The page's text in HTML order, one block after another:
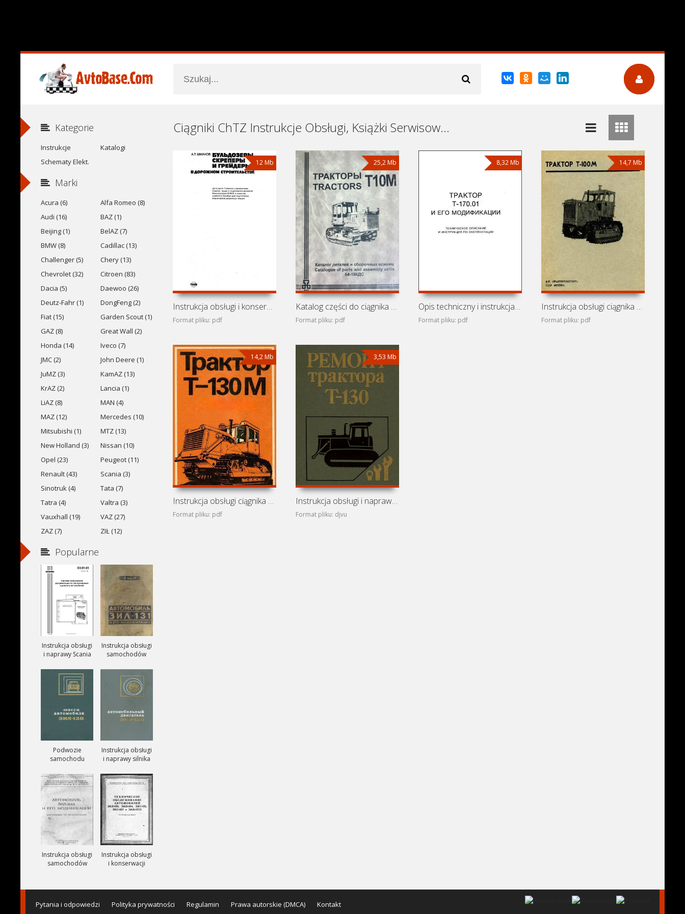
Ciągniki ChTZ Instrukcje Obsługi, Książki Serwisowe i Naprawy Download - Pobierz za Darmo
12 Mb
Instrukcja obsługi i konserwacji spycharek, zgarniarek,
Format pliku: pdf
25,2 Mb
Katalog części do ciągnika ChTZ T-10M
Format pliku: pdf
8,32 Mb
Opis techniczny i instrukcja obsługi ciągników ChTZ
Format pliku: pdf
14,7 Mb
Instrukcja obsługi ciągnika ChTZ T-100M
Format pliku: pdf
14,2 Mb
Instrukcja obsługi ciągnika ChTZ T-130M
Format pliku: pdf
3,53 Mb
Instrukcja obsługi i naprawy ciągnika ChTZ T-130
Format pliku: djvu
Kategorie
Instrukcje
Katalogi
Schematy Elekt.
Marki
Acura (6)
Alfa Romeo (8)
Audi (16)
BAZ (1)
Beijing (1)
BelAZ (7)
BMW (8)
Cadillac (13)
Challenger (5)
Chery (13)
Chevrolet (32)
Citroen (83)
Dacia (5)
Daewoo (26)
Deutz-Fahr (1)
DongFeng (2)
Fiat (15)
Garden Scout (1)
GAZ (8)
Great Wall (2)
Honda (14)
Iveco (7)
JMC (2)
John Deere (1)
JuMZ (3)
KamAZ (13)
KrAZ (2)
Lancia (1)
LiAZ (8)
MAN (4)
MAZ (12)
Mercedes (10)
Mitsubishi (1)
MTZ (13)
New Holland (3)
Nissan (10)
Opel (23)
Peugeot (11)
Renault (43)
Scania (3)
Sinotruk (4)
Tata (7)
Tatra (4)
Valtra (3)
Vauxhall (19)
VAZ (27)
ZAZ (7)
ZIŁ (12)
Popularne
Instrukcja obsługi
i naprawy Scania
Instrukcja obsługi
samochodów
ZIŁ-131, ZIŁ-131A
i ZIŁ-131V
Podwozie
samochodu
Instrukcja obsługi
i naprawy silnika
Instrukcja obsługi
samochodów
Instrukcja obsługi
i konserwacji
ZIŁ-157, ZIŁ-157K
Pytania i odpowiedzi Polityka prywatności Regulamin Prawa autorskie (DMCA) Kontakt